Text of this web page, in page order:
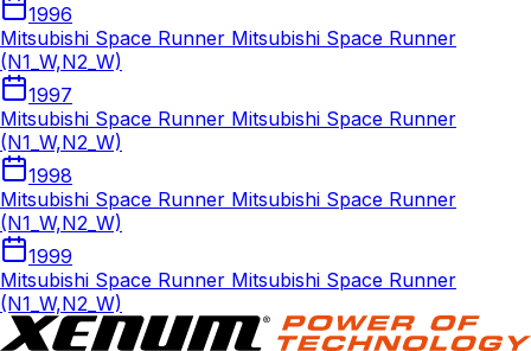
1996
Mitsubishi Space Runner Mitsubishi Space Runner
(N1_W,N2_W)
1997
Mitsubishi Space Runner Mitsubishi Space Runner
(N1_W,N2_W)
1998
Mitsubishi Space Runner Mitsubishi Space Runner
(N1_W,N2_W)
1999
Mitsubishi Space Runner Mitsubishi Space Runner
(N1_W,N2_W)